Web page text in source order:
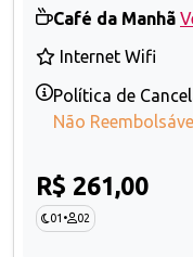
Café da Manhã
Internet Wifi
Política de
Não Reembolsável
R$ 261,00
01 • 02